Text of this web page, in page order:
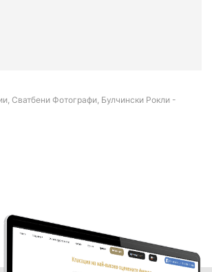
Сватбени Фотографи, Булчински Рокли -